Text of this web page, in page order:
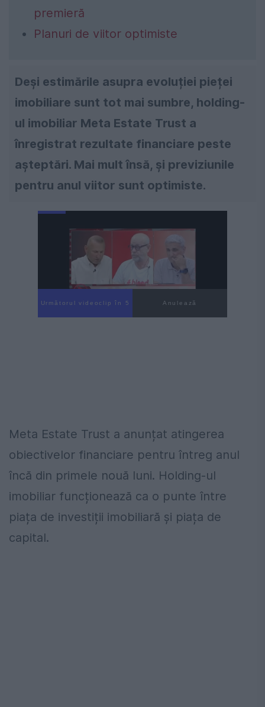
premieră
Planuri de viitor optimiste
Deși estimările asupra evoluției pieței
imobiliare sunt tot mai sumbre, holding-
ul imobiliar Meta Estate Trust a
înregistrat rezultate financiare peste
așteptări. Mai mult însă, și previziunile
pentru anul viitor sunt optimiste.
Următorul videoclip în 4 Anulează
Meta Estate Trust a anunțat atingerea
obiectivelor financiare pentru întreg anul
încă din primele nouă luni. Holding-ul
imobiliar funcționează ca o punte între
piața de investiții imobiliară și piața de
capital.